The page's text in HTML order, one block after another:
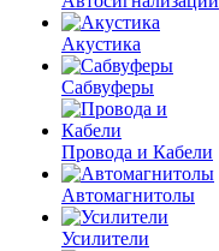
Акустика
Сабвуферы
Провода и Кабели
Автомагнитолы
Усилители